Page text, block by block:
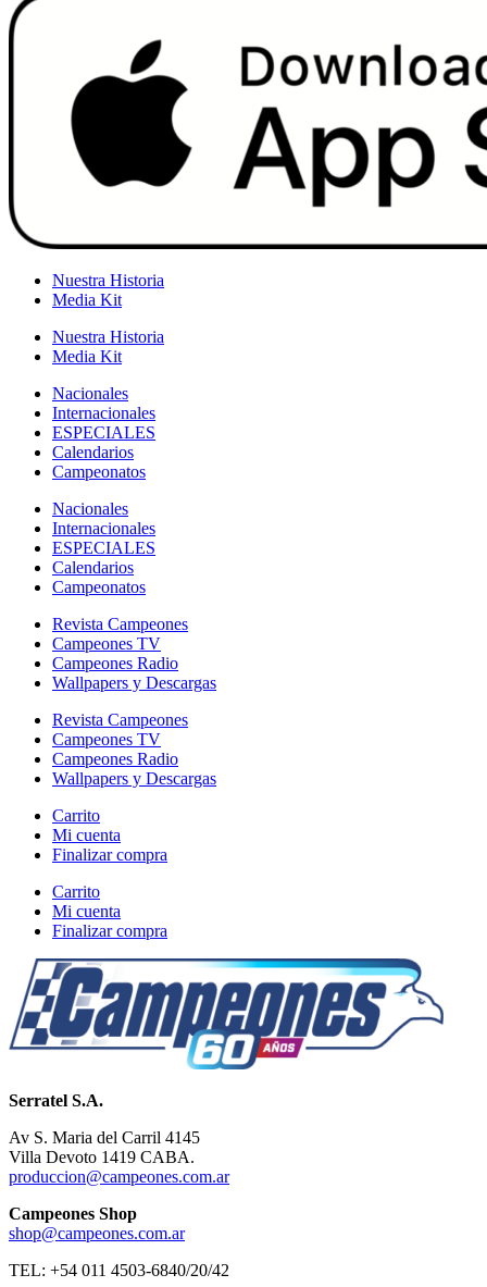
Nuestra Historia
Media Kit
Nuestra Historia
Media Kit
Nacionales
Internacionales
ESPECIALES
Calendarios
Campeonatos
Nacionales
Internacionales
ESPECIALES
Calendarios
Campeonatos
Revista Campeones
Campeones TV
Campeones Radio
Wallpapers y Descargas
Revista Campeones
Campeones TV
Campeones Radio
Wallpapers y Descargas
Carrito
Mi cuenta
Finalizar compra
Carrito
Mi cuenta
Finalizar compra
Serratel S.A.
Av S. Maria del Carril 4145
Villa Devoto 1419 CABA.
produccion@campeones.com.ar
Campeones Shop
shop@campeones.com.ar
TEL: +54 011 4503-6840/20/42